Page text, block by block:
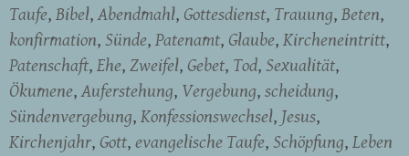
Taufe Bibel Abendmahl Gottesdienst Trauung Beten
konfirmation Sünde Patenamt Glaube Kircheneintritt
Patenschaft Ehe Zweifel Gebet Tod Sexualität
Ökumene Auferstehung Vergebung scheidung
Sündenvergebung Konfessionswechsel Jesus
Kirchenjahr Gott evangelische Taufe Schöpfung Leben